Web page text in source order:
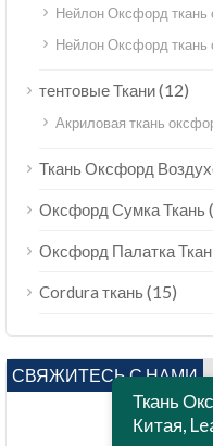
Нейлон Оксфорд ткань
Нейлон Оксфорд ткань
тентовые Ткани(12)
Акриловая ткань
Ткань Оксфорд
Оксфорд Сумка Ткань
Оксфорд Палатка
Cordura ткань(15)
СВЯЖИТЕСЬ С НАМИ
Ткань
Китая,